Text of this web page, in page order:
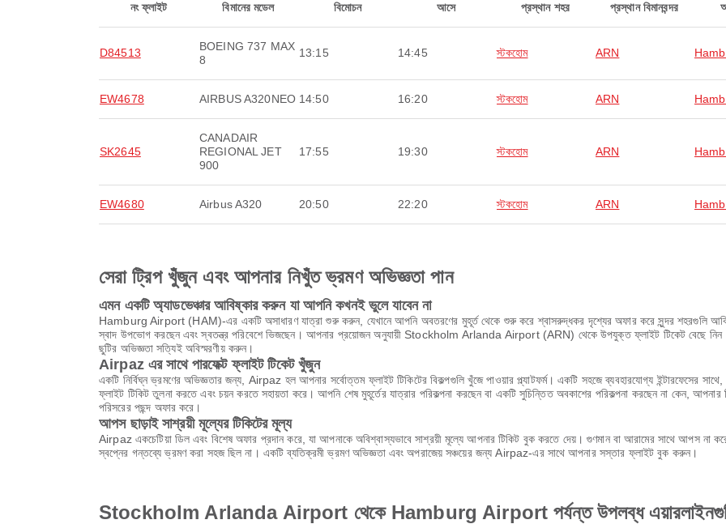
নং ফ্লাইট বিমানের মডেল বিমোচন আসে প্রস্থান শহর প্রস্থান বিমানবন্দর
D84513
BOEING 737 MAX
8
13:15 14:45 স্টকহোম ARN
EW4678 AIRBUS A320NEO 14:50 16:20 স্টকহোম ARN
SK2645
CANADAIR
REGIONAL JET
900
17:55 19:30 স্টকহোম ARN
EW4680 Airbus A320 20:50 22:20 স্টকহোম ARN
সেরা ট্রিপ খুঁজুন এবং আপনার নিখুঁত ভ্রমণ অভিজ্ঞতা পান
এমন একটি অ্যাডভেঞ্চার আবিষ্কার করুন যা আপনি কখনই ভুলে যাবেন না
Hamburg Airport (HAM)-এর একটি অসাধারণ যাত্রা শুরু করুন, যেখানে আপনি অবতরণের মুহূর্ত থেকে শুরু করে শ্বাসরুদ্ধকর দৃশ্যের অফার করে সুন্দর শহরগুলি
স্বাদ উপভোগ করছেন এবং স্বতন্ত্র পরিবেশে ভিজছেন। আপনার প্রয়োজন অনুযায়ী Stockholm Arlanda Airport (ARN) থেকে উপযুক্ত ফ্লাইট টিকেট বেছে
ছুটির অভিজ্ঞতা সত্যিই অবিস্মরণীয় করুন।
Airpaz এর সাথে পারফেক্ট ফ্লাইট টিকেট খুঁজুন
একটি নির্বিঘ্ন ভ্রমণের অভিজ্ঞতার জন্য, Airpaz হল আপনার সর্বোত্তম ফ্লাইট টিকিটের বিকল্পগুলি খুঁজে পাওয়ার প্ল্যাটফর্ম। একটি সহজে ব্যবহারযোগ্য ইন্টারফেসের
ফ্লাইট টিকিট তুলনা করতে এবং চয়ন করতে সহায়তা করে। আপনি শেষ মুহূর্তের যাত্রার পরিকল্পনা করছেন বা একটি সুচিন্তিত অবকাশের পরিকল্পনা করছেন না কেন,
পরিসরের পছন্দ অফার করে।
আপস ছাড়াই সাশ্রয়ী মূল্যের টিকিটের মূল্য
Airpaz একচেটিয়া ডিল এবং বিশেষ অফার প্রদান করে, যা আপনাকে অবিশ্বাস্যভাবে সাশ্রয়ী মূল্যে আপনার টিকিট বুক করতে দেয়। গুণমান বা আরামের সাথে আপস
স্বপ্নের গন্তব্যে ভ্রমণ করা সহজ ছিল না। একটি ব্যতিক্রমী ভ্রমণ অভিজ্ঞতা এবং অপরাজেয় সঞ্চয়ের জন্য Airpaz-এর সাথে আপনার সস্তার ফ্লাইট বুক করুন।
Stockholm Arlanda Airport থেকে Hamburg Airport পর্যন্ত উপলব্ধ